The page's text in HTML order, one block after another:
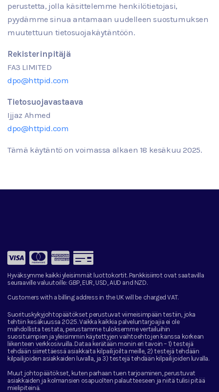
perustetta, jolla käsittelemme henkilötietojasi,
pyydämme sinua antamaan uudelleen suostumuksen
muutettuun tietosuojakäytäntöön.
Rekisterinpitäjä
FA3 LIMITED
dpo@httpid.com
Tietosuojavastaava
Ijjaz Ahmed
dpo@httpid.com
Tämä käytäntö on voimassa alkaen 18 kesäkuu 2025.
Hyväksymme kaikki yleisimmät luottokortit. Pankkisiirrot ovat saatavilla
seuraaville valuutoille: GBP, EUR, USD, AUD and NZD.
Customers with a billing address in the UK will be charged VAT.
Suorituskykyjohtopäätökset perustuvat viimeisimpään testiin, joka
tehtiin kesäkuussa 2025. Vaikka kaikkia palveluntarjoajia ei ole
mahdollista testata, perustamme tuloksemme vertailuihin
suosituimpien ja yleisimmin käytettyjen vaihtoehtojen kanssa korkean
liikenteen verkkosivuilla. Dataa kerätään monin eri tavoin – 1) testejä
tehdään siirrettäessä asiakkaita kilpailijoilta meille, 2) testejä tehdään
kilpailijoiden asiakkaiden luvalla, ja 3) testejä tehdään kilpailijoiden luvalla.
Muut johtopäätökset, kuten parhaan tuen tarjoaminen, perustuvat
asiakkaiden ja kolmansien osapuolten palautteeseen ja niitä tulisi pitää
mielipiteinä.